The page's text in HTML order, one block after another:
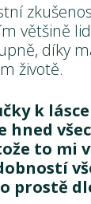
většině
díky
životě.
k
hned
to mi
prostě